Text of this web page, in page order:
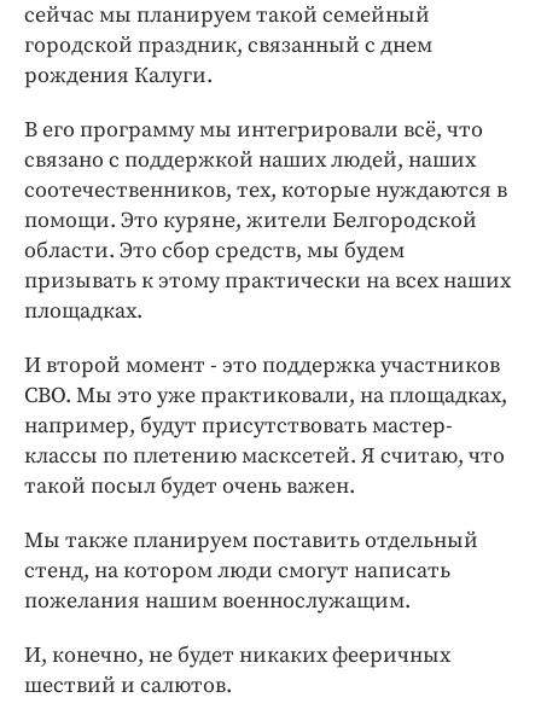
сейчас мы планируем такой семейный
городской праздник, связанный с днем
рождения Калуги.
В его программу мы интегрировали всё, что
связано с поддержкой наших людей, наших
соотечественников, тех, которые нуждаются в
помощи. Это куряне, жители Белгородской
области. Это сбор средств, мы будем
призывать к этому практически на всех наших
площадках.
И второй момент - это поддержка участников
СВО. Мы это уже практиковали, на площадках,
например, будут присутствовать мастер-
классы по плетению масксетей. Я считаю, что
такой посыл будет очень важен.
Мы также планируем поставить отдельный
стенд, на котором люди смогут написать
пожелания нашим военнослужащим.
И, конечно, не будет никаких фееричных
шествий и салютов.